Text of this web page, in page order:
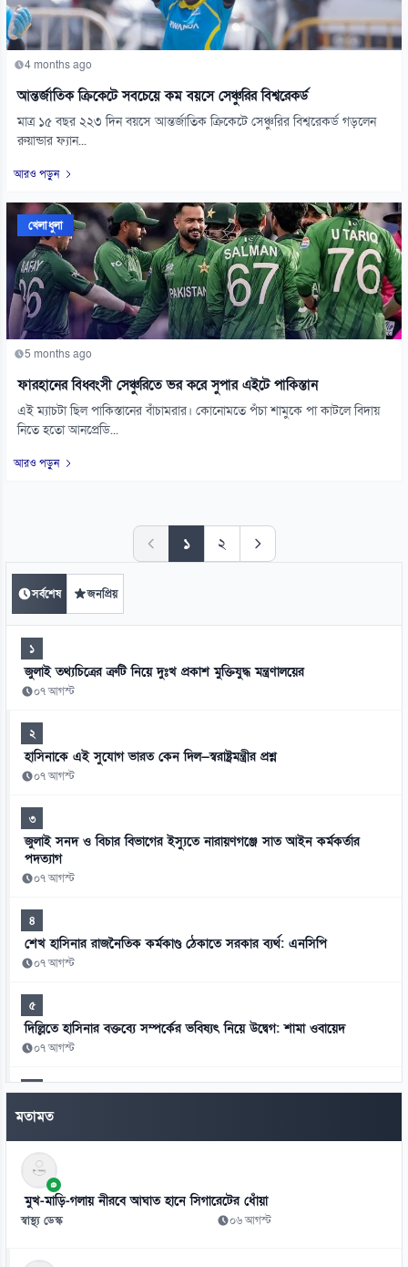
4 months ago
আন্তর্জাতিক ক্রিকেটে সবচেয়ে কম বয়সে সেঞ্চুরির বিশ্বরেকর্ড
মাত্র ১৫ বছর ২২৩ দিন বয়সে আন্তর্জাতিক ক্রিকেটে সেঞ্চুরির বিশ্বরেকর্ড গড়লেন
রুয়ান্ডার ফ্যান...
আরও পড়ুন
খেলাধুলা
5 months ago
ফারহানের বিধ্বংসী সেঞ্চুরিতে ভর করে সুপার এইটে পাকিস্তান
এই ম্যাচটা ছিল পাকিস্তানের বাঁচামরার। কোনোমতে পঁচা শামুকে পা কাটলে বিদায়
নিতে হতো আনপ্রেডি...
আরও পড়ুন
১ ২
সর্বশেষ জনপ্রিয়
১
জুলাই তথ্যচিত্রের ত্রুটি নিয়ে দুঃখ প্রকাশ মুক্তিযুদ্ধ মন্ত্রণালয়ের
০৭ আগস্ট
২
হাসিনাকে এই সুযোগ ভারত কেন দিল—স্বরাষ্ট্রমন্ত্রীর প্রশ্ন
০৭ আগস্ট
৩
জুলাই সনদ ও বিচার বিভাগের ইস্যুতে নারায়ণগঞ্জে সাত আইন কর্মকর্তার
পদত্যাগ
০৭ আগস্ট
৪
শেখ হাসিনার রাজনৈতিক কর্মকাণ্ড ঠেকাতে সরকার ব্যর্থ: এনসিপি
০৭ আগস্ট
৫
দিল্লিতে হাসিনার বক্তব্যে সম্পর্কের ভবিষ্যৎ নিয়ে উদ্বেগ: শামা ওবায়েদ
০৭ আগস্ট
৬
মানবতাবিরোধী অপরাধের খসড়া তদন্তে জাফর ইকবালসহ চারজনের নাম
৭
চার বিভাগ ও মন্ত্রণালয়ে নতুন সচিব নিয়োগ ও পদায়ন
০৬ আগস্ট
৮
মতামত
মুখ-মাড়ি-গলায় নীরবে আঘাত হানে সিগারেটের ধোঁয়া
স্বাস্থ্য ডেস্ক ০৬ আগস্ট